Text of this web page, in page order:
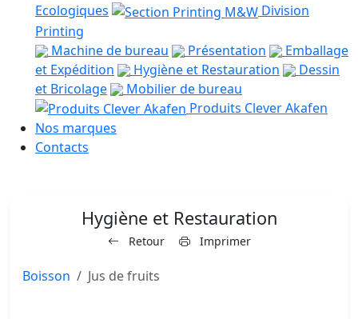
Ecologiques
Division
Printing
Machine de bureau
Présentation
Emballage
et Expédition
Hygiène et Restauration
Dessin
et Bricolage
Mobilier de bureau
Produits Clever Akafen
Nos marques
Contacts
Hygiène et Restauration
Retour Imprimer
Boisson Jus de fruits